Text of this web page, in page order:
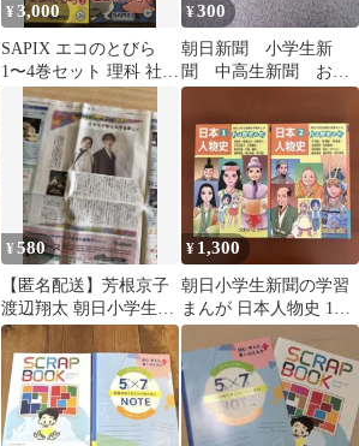
¥3,000
SAPIX エコのとびら
1〜4巻セット 理科 社会
学習参考書
¥300
朝日新聞 小学生新
聞 中高生新聞 おた
めし 無料
¥580
【匿名配送】芳根京子
渡辺翔太 朝日小学生新
聞 切り抜き
¥ 1,300
朝日小学生新聞の学習
まんが 日本人物史 1・2
巻セット